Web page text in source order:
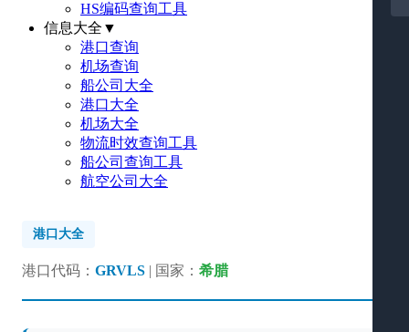
HS编码查询工具
信息大全 ▼
港口查询
机场查询
船公司大全
港口大全
机场大全
物流时效查询工具
船公司查询工具
航空公司大全
港口大全
港口代码： GRVLS | 国家： 希腊